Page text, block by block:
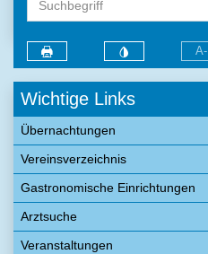
A-
Wichtige Links
Übernachtungen
Vereinsverzeichnis
Gastronomische Einrichtungen
Arztsuche
Veranstaltungen